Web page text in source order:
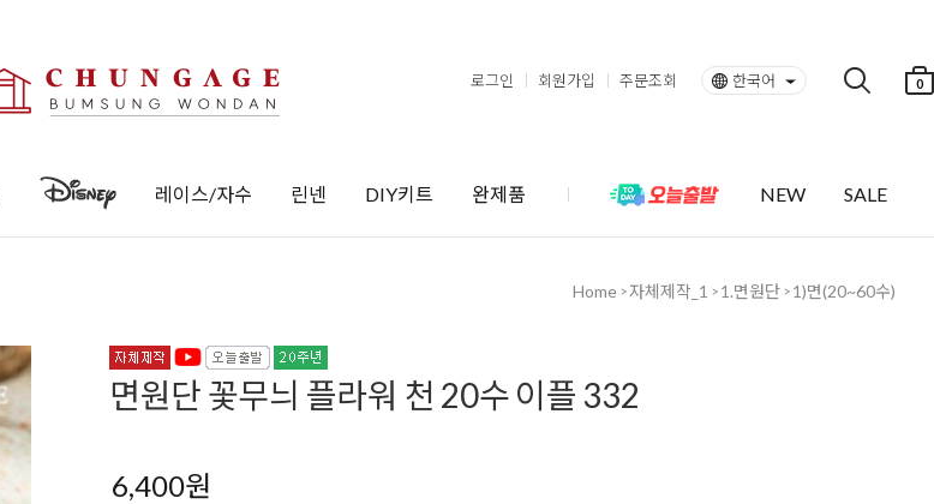
로그인 회원가입 주문조회 한국어 0
레이스/자수 린넨 DIY키트 완제품 NEW SALE
Home >자체제작_1 > 1.면원단 > 1)면(20~60수)
면원단 꽃무늬 플라워 천 20수 이플 332
6,400원